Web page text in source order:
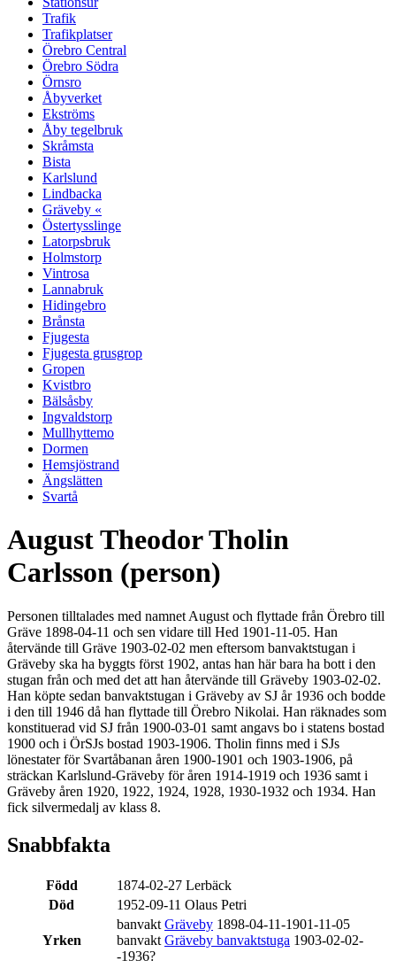
Trafik
Trafikplatser
Örebro Central
Örebro Södra
Örnsro
Åbyverket
Ekströms
Åby tegelbruk
Skråmsta
Bista
Karlslund
Lindbacka
Gräveby «
Östertysslinge
Latorpsbruk
Holmstorp
Vintrosa
Lannabruk
Hidingebro
Brånsta
Fjugesta
Fjugesta grusgrop
Gropen
Kvistbro
Bälsåsby
Ingvaldstorp
Mullhyttemo
Dormen
Hemsjöstrand
Ängslätten
Svartå
August Theodor Tholin
Carlsson (person)
Personen tilltalades med namnet August och flyttade från Örebro till
Gräve 1898-04-11 och sen vidare till Hed 1901-11-05. Han
återvände till Gräve 1903-02-02 men eftersom banvaktstugan i
Gräveby ska ha byggts först 1902, antas han här bara ha bott i den
stugan från och med det att han återvände till Gräveby 1903-02-02.
Han köpte sedan banvaktstugan i Gräveby av SJ år 1936 och bodde
i den till 1946 då han flyttade till Örebro Nikolai. Han räknades som
konstituerad vid SJ från 1900-03-01 samt angavs bo i statens bostad
1900 och i ÖrSJs bostad 1903-1906. Tholin finns med i SJs
lönestater för Svartåbanan åren 1900-1901 och 1903-1906, på
sträckan Karlslund-Gräveby för åren 1914-1919 och 1936 samt i
Gräveby åren 1920, 1922, 1924, 1928, 1930-1932 och 1934. Han
fick silvermedalj av klass 8.
Snabbfakta
Född
1874-02-27 Lerbäck
Död
1952-09-11 Olaus Petri
Yrken
banvakt Gräveby 1898-04-11-1901-11-05
banvakt Gräveby banvaktstuga 1903-02-02-
-1936?